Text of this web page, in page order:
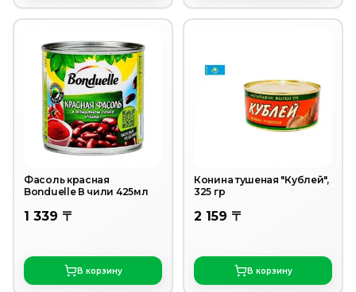
Фасоль красная
Bonduelle В чили 425мл
1 339 〒
В корзину
Конина тушеная "Кублей",
325 гр
2 159 〒
В корзину